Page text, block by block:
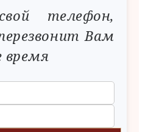
телефон,
Вам
время